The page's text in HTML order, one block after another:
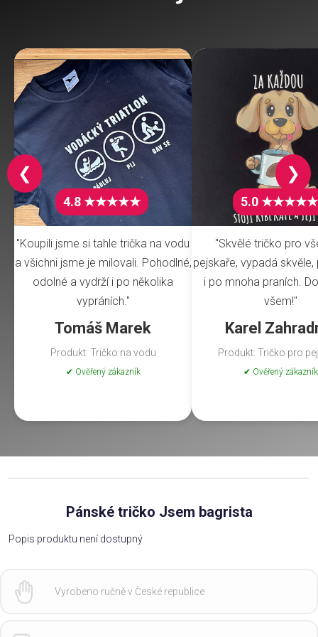
4.8 ★★★★★
"Koupili jsme si tahle trička na vodu
a všichni jsme je milovali. Pohodlné,
odolné a vydrží i po několika
vypráních."
Tomáš Marek
Produkt: Tričko na vodu
✔ Ověřený zákazník
5.0 ★★★★★
"Skvělé tričko pro
pejskaře, vypadá
i po mnoha praních.
všem!"
Karel
Produkt: Tričko pro
✔ Ověřený zákazník
❮ ❯
Pánské tričko Jsem bagrista
Popis produktu není dostupný
Vyrobeno ručně v České republice